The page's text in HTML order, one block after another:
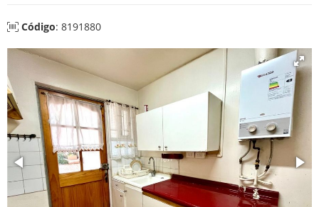
Código: 8191880